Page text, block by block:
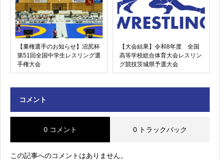
【棄権選手のお知らせ】沼尻杯
第51回全国中学生レスリング選
手権大会
【大会結果】令和8年度 全国
高等学校総合体育大会レスリン
グ競技茨城県予選大会
コメント
0 コメント 0 トラックバック
この記事へのコメントはありません。